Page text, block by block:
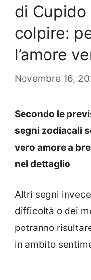
di Cupido
colpire:
l’amore
Novembre 16,
Secondo le
segni zodiacali
vero amore a
nel dettaglio
Altri segni
difficoltà o dei
potranno
in ambito